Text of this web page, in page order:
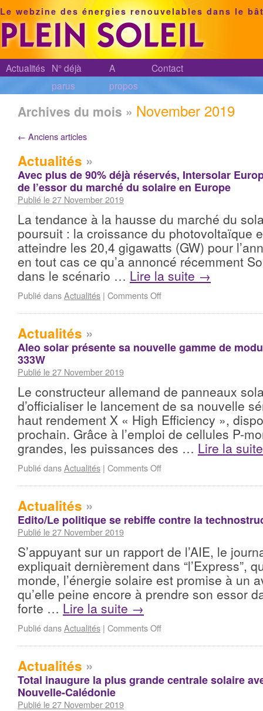
Le webzine des énergies renouvelables dans le
Actualités N° déjà
parus
A
propos
Contact
Archives du mois » November 2019
← Anciens articles
Actualités »
Avec plus de 90% déjà réservés, Intersolar
de l’essor du marché du solaire en Europe
Publié le 27 November 2019
La tendance à la hausse du marché du
poursuit : la croissance du photovoltaïque
atteindre les 20,4 gigawatts (GW) pour
en tout cas ce qu’a annoncé récemment
dans le scénario … Lire la suite →
Publié dansActualités | Comments Off
Actualités »
Aleo solar présente sa nouvelle gamme de
333W
Publié le 27 November 2019
Le constructeur allemand de panneaux
d’officialiser le lancement de sa nouvelle
haut rendement X « High Efficiency »,
prochain. Grâce à l’emploi de cellules P-
grandes, les puissances des … Lire la
Publié dansActualités | Comments Off
Actualités »
Edito/Le politique se rebiffe contre la
Publié le 27 November 2019
S’appuyant sur un rapport de l’AIE, le
expliquait dernièrement dans “l’Express”,
monde, l’énergie solaire est promise à un
qu’elle peine encore à prendre son essor
forte … Lire la suite →
Publié dansActualités | Comments Off
Actualités »
Total inaugure la plus grande centrale solaire
Nouvelle-Calédonie
Publié le 27 November 2019